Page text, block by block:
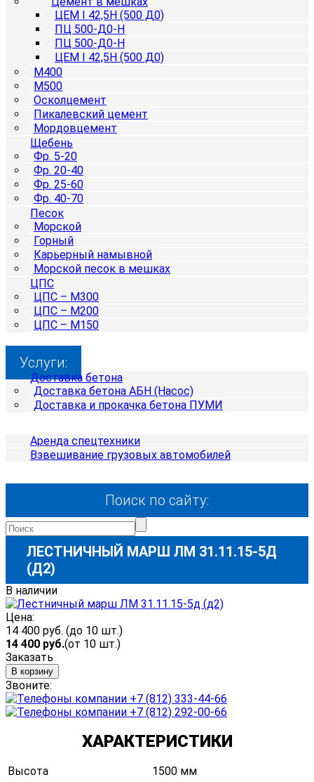
ЦЕМ I 42,5Н (500 Д0)
ПЦ 500-Д0-Н
ПЦ 500-Д0-Н
ЦЕМ I 42,5Н (500 Д0)
М400
М500
Осколцемент
Пикалевский цемент
Мордовцемент
Щебень
Фр. 5-20
Фр. 20-40
Фр. 25-60
Фр. 40-70
Песок
Морской
Горный
Карьерный намывной
Морской песок в мешках
ЦПС
ЦПС – М300
ЦПС – М200
ЦПС – М150
Услуги:
Доставка бетона
Доставка бетона АБН (Насос)
Доставка и прокачка бетона ПУМИ
Аренда спецтехники
Взвешивание грузовых автомобилей
Поиск по сайту:
ЛЕСТНИЧНЫЙ МАРШ ЛМ 31.11.15-5Д
(Д2)
В наличии
Цена:
14 400 руб. (до 10 шт.)
14 400 руб.(от 10 шт.)
Заказать
В корзину
Звоните:
+7 (812) 333-44-66
+7 (812) 292-00-66
ХАРАКТЕРИСТИКИ
Высота
1500 мм